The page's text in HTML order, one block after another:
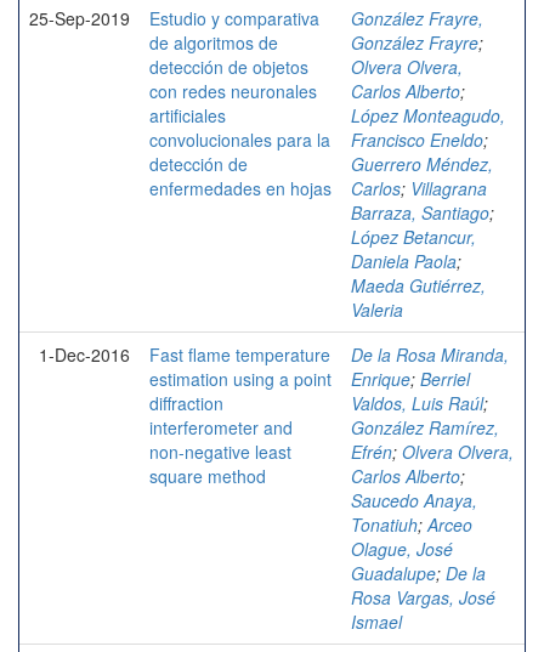
25-Sep-2019
Estudio y comparativa
de algoritmos de
detección de objetos
con redes neuronales
artificiales
convolucionales para la
detección de
enfermedades en hojas
González Frayre,
González Frayre;
Olvera Olvera,
Carlos Alberto;
López Monteagudo,
Francisco Eneldo;
Guerrero Méndez,
Carlos; Villagrana
Barraza, Santiago;
López Betancur,
Daniela Paola;
Maeda Gutiérrez,
Valeria
1-Dec-2016
Fast flame temperature
estimation using a point
diffraction
interferometer and
non-negative least
square method
De la Rosa Miranda,
Enrique; Berriel
Valdos, Luis Raúl;
González Ramírez,
Efrén; Olvera Olvera,
Carlos Alberto;
Saucedo Anaya,
Tonatiuh; Arceo
Olague, José
Guadalupe; De la
Rosa Vargas, José
Ismael